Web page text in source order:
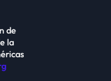
de
la